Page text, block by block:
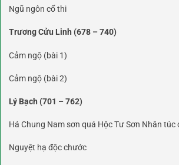
Ngũ ngôn cổ thi
Trương Cửu Linh (678 – 740)
Cảm ngộ (bài 1)
Cảm ngộ (bài 2)
Lý Bạch (701 – 762)
Há Chung Nam sơn quá Hộc Tư Sơn Nhân túc
Nguyệt hạ độc chước